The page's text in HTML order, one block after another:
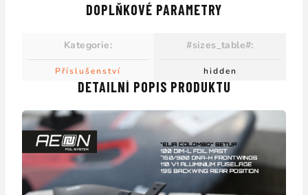
DETAILNÍ POPIS PRODUKTU
DOPLŇKOVÉ PARAMETRY
Kategorie:
Příslušenství
#sizes_table#:
hidden